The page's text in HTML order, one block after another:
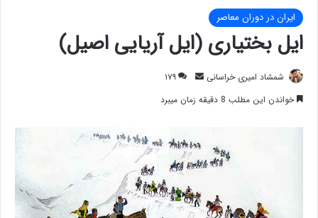
ایران در دوران معاصر
ایل بختیاری (ایل آریایی اصیل)
شمشاد امیری خراسانی
ارسال
ایمیل
۱۷۹
خواندن این مطلب 8 دقیقه زمان میبرد